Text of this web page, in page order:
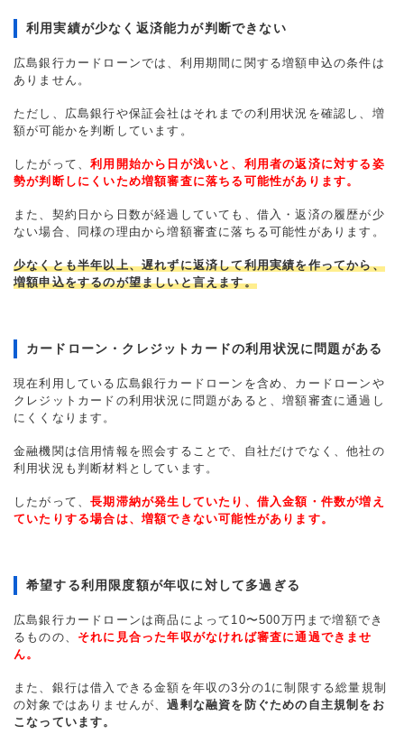
利用実績が少なく返済能力が判断できない
広島銀行カードローンでは、利用期間に関する増額申込の条件は
ありません。
ただし、広島銀行や保証会社はそれまでの利用状況を確認し、増
額が可能かを判断しています。
したがって、利用開始から日が浅いと、利用者の返済に対する姿
勢が判断しにくいため増額審査に落ちる可能性があります。
また、契約日から日数が経過していても、借入・返済の履歴が少
ない場合、同様の理由から増額審査に落ちる可能性があります。
少なくとも半年以上、遅れずに返済して利用実績を作ってから、
増額申込をするのが望ましいと言えます。
カードローン・クレジットカードの利用状況に問題がある
現在利用している広島銀行カードローンを含め、カードローンや
クレジットカードの利用状況に問題があると、増額審査に通過し
にくくなります。
金融機関は信用情報を照会することで、自社だけでなく、他社の
利用状況も判断材料としています。
したがって、長期滞納が発生していたり、借入金額・件数が増え
ていたりする場合は、増額できない可能性があります。
希望する利用限度額が年収に対して多過ぎる
広島銀行カードローンは商品によって10〜500万円まで増額でき
るものの、 それに見合った年収がなければ審査に通過できませ
ん。
また、銀行は借入できる金額を年収の3分の1に制限する総量規制
の対象ではありませんが、過剰な融資を防ぐための自主規制をお
こなっています。